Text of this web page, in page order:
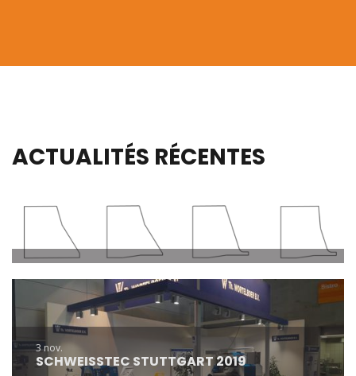
ACTUALITÉS RÉCENTES
CHANFREINAGE FORTE EPAISSEUR
Des besoins en chanfreinage forte épaisseur,
regardez notre comparatifs des différentes...
Lire la suite
3 nov.
SCHWEISSTEC STUTTGART 2019